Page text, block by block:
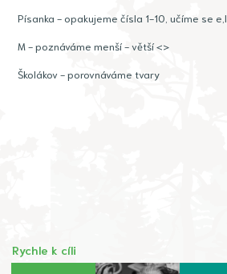
Písanka - opakujeme čísla 1-10, učíme se e,l
M - poznáváme menší - větší <>
Školákov - porovnáváme tvary
Rychle k cíli